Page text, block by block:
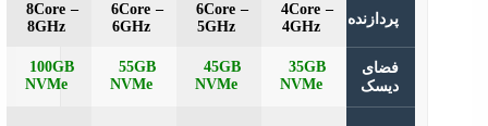
8Core –
8GHz
6Core –
6GHz
6Core –
5GHz
4GHz
100GB
NVMe
55GB
NVMe
45GB
NVMe
35GB
NVMe